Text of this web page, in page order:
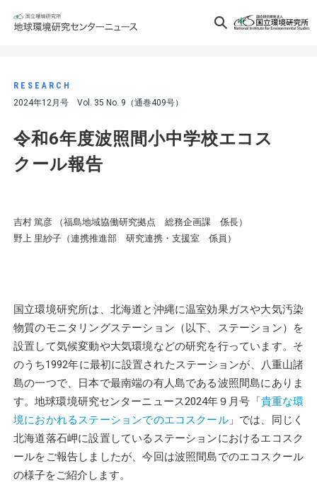
RESEARCH
2024年12月号 Vol. 35 No. 9（通巻409号）
令和6年度波照間小中学校エコス
クール報告
吉村 篤彦 （福島地域協働研究拠点 総務企画課 係長）
野上 里紗子（連携推進部 研究連携・支援室 係員）
国立環境研究所は、北海道と沖縄に温室効果ガスや大気汚染
物質のモニタリングステーション（以下、ステーション）を
設置して気候変動や大気環境などの研究を行っています。そ
のうち1992年に最初に設置されたステーションが、八重山諸
島の一つで、日本で最南端の有人島である波照間島にありま
す。地球環境研究センターニュース2024年９月号「貴重な環
境におかれるステーションでのエコスクール」では、同じく
北海道落石岬に設置しているステーションにおけるエコスク
ールをご報告しましたが、今回は波照間島でのエコスクール
の様子をご紹介します。